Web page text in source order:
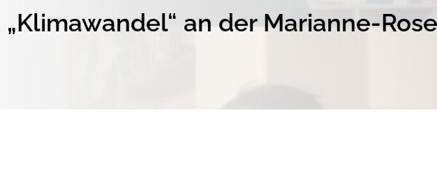
„Klimawandel“ an der Marianne-